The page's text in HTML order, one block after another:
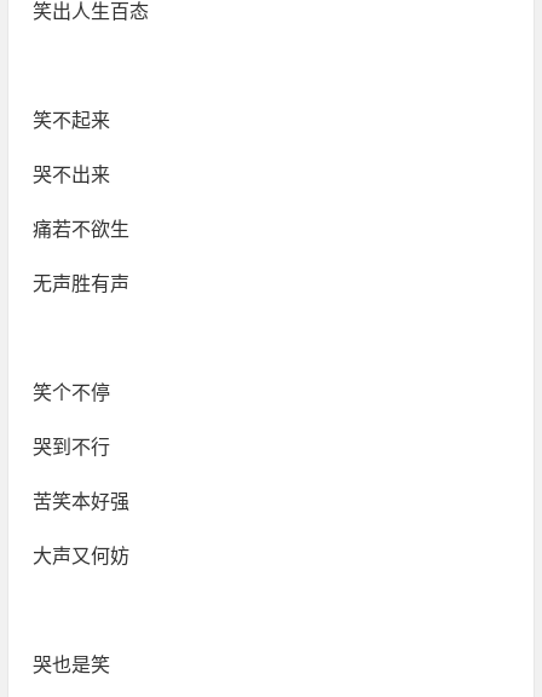
笑出人生百态
笑不起来
哭不出来
痛若不欲生
无声胜有声
笑个不停
哭到不行
苦笑本好强
大声又何妨
哭也是笑